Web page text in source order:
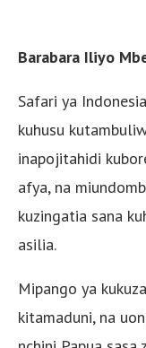
Barabara Iliyo
Safari ya
kuhusu
inapojitahidi
afya, na
kuzingatia sana
asilia.
Mipango ya
kitamaduni, na